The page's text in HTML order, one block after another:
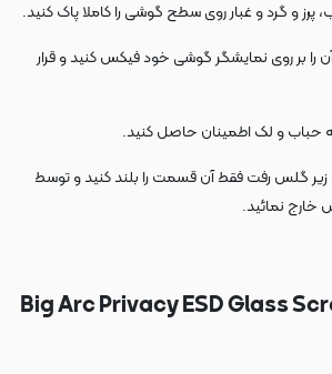
پرز و گرد و غبار روی سطح گوشی را کاملا پاک کنید.
را بر روی نمایشگر گوشی خود فیکس کنید و قرار
حباب و لک اطمینان حاصل کنید.
زیر گلس رفت فقط آن قسمت را بلند کنید و توسط
خارج نمائید.
Big Arc Privacy ESD Glass